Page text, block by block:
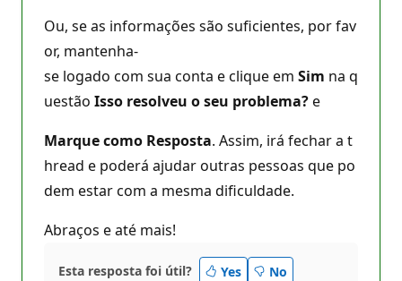
Ou, se as informações são suficientes, por fav
or, mantenha-
se logado com sua conta e clique em Sim na q
uestão Isso resolveu o seu problema?e
Marque como Resposta. Assim, irá fechar a t
hread e poderá ajudar outras pessoas que po
dem estar com a mesma dificuldade.
Abraços e até mais!
Esta resposta foi útil? Yes
No